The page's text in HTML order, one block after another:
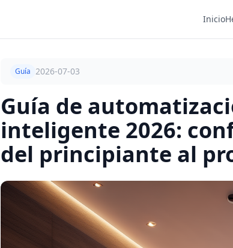
Inicio
Guía 2026-07-03
Guía de
inteligente 2026:
del principiante al